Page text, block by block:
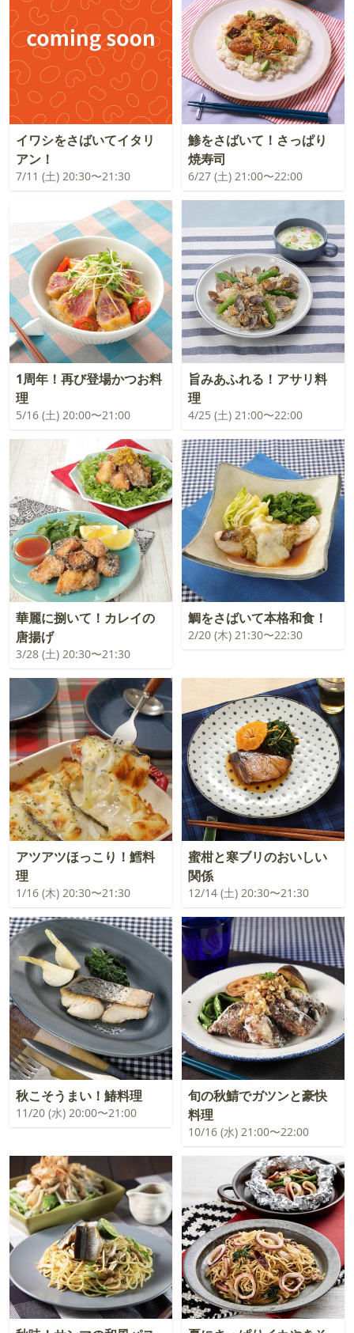
イワシをさばいてイタリ
アン！
7/11 (土) 20:30〜21:30
鯵をさばいて！さっぱり
焼寿司
6/27 (土) 21:00〜22:00
1周年！再び登場かつお料
理
5/16 (土) 20:00〜21:00
旨みあふれる！アサリ料
理
4/25 (土) 21:00〜22:00
華麗に捌いて！カレイの
唐揚げ
3/28 (土) 20:30〜21:30
鯛をさばいて本格和食！
2/20 (木) 21:30〜22:30
アツアツほっこり！鱈料
理
1/16 (木) 20:30〜21:30
蜜柑と寒ブリのおいしい
関係
12/14 (土) 20:30〜21:30
秋こそうまい！鰆料理
11/20 (水) 20:00〜21:00
旬の秋鯖でガツンと豪快
料理
10/16 (水) 21:00〜22:00